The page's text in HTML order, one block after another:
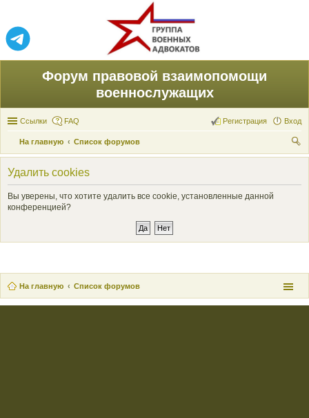
Форум правовой взаимопомощи
военнослужащих
Ссылки FAQ Вход
Регистрация
На главную
Список форумов
ои
Удалить cookies
Вы уверены, что хотите удалить все cookie, установленные данной
конференцией?
На главную Список форумов